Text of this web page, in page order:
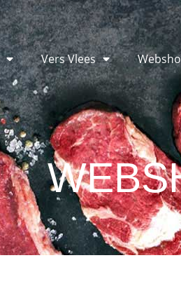
Vers Vlees